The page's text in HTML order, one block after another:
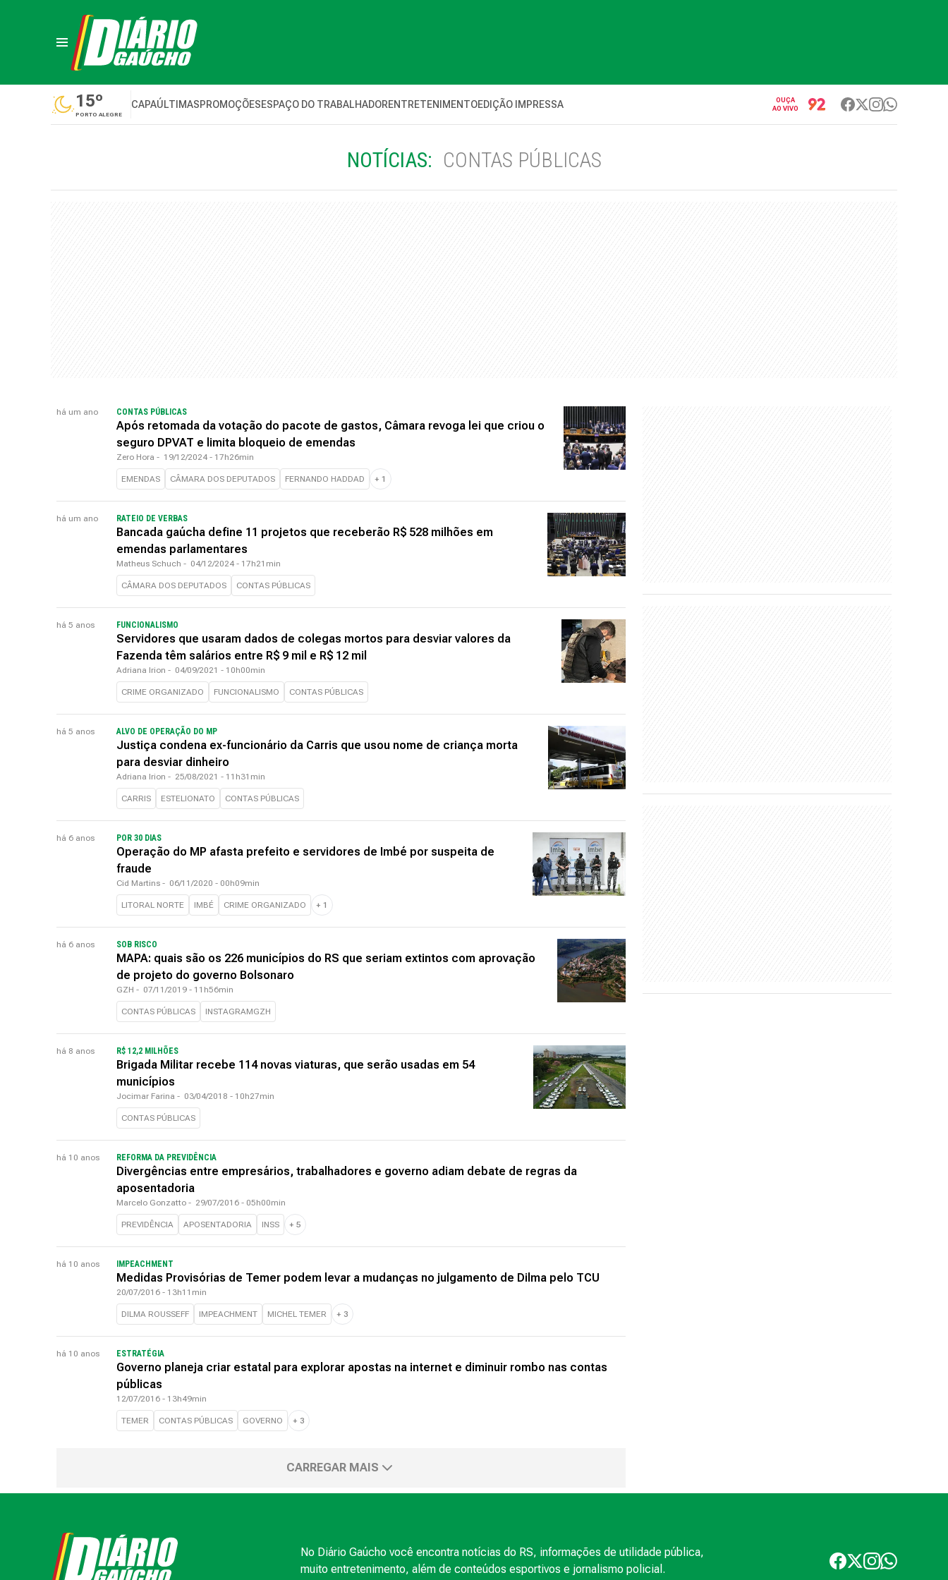
15º
PORTO ALEGRE
CAPAÚLTIMASPROMOÇÕESESPAÇO DO TRABALHADORENTRETENIMENTOEDIÇÃO IMPRESSA
OUÇA
AO VIVO
NOTÍCIAS: CONTAS PÚBLICAS
há um ano CONTAS PÚBLICAS
Após retomada da votação do pacote de gastos, Câmara revoga lei que criou o
seguro DPVAT e limita bloqueio de emendas
Zero Hora - 19/12/2024 - 17h26min
EMENDAS CÂMARA DOS DEPUTADOS FERNANDO HADDAD + 1
há um ano RATEIO DE VERBAS
Bancada gaúcha define 11 projetos que receberão R$ 528 milhões em
emendas parlamentares
Matheus Schuch - 04/12/2024 - 17h21min
CÂMARA DOS DEPUTADOS CONTAS PÚBLICAS
há 5 anos FUNCIONALISMO
Servidores que usaram dados de colegas mortos para desviar valores da
Fazenda têm salários entre R$ 9 mil e R$ 12 mil
Adriana Irion - 04/09/2021 - 10h00min
CRIME ORGANIZADO FUNCIONALISMO CONTAS PÚBLICAS
há 5 anos ALVO DE OPERAÇÃO DO MP
Justiça condena ex-funcionário da Carris que usou nome de criança morta
para desviar dinheiro
Adriana Irion - 25/08/2021 - 11h31min
CARRIS ESTELIONATO CONTAS PÚBLICAS
há 6 anos POR 30 DIAS
Operação do MP afasta prefeito e servidores de Imbé por suspeita de
fraude
Cid Martins - 06/11/2020 - 00h09min
LITORAL NORTE IMBÉ CRIME ORGANIZADO + 1
há 6 anos SOB RISCO
MAPA: quais são os 226 municípios do RS que seriam extintos com aprovação
de projeto do governo Bolsonaro
GZH - 07/11/2019 - 11h56min
CONTAS PÚBLICAS INSTAGRAMGZH
há 8 anos R$ 12,2 MILHÕES
Brigada Militar recebe 114 novas viaturas, que serão usadas em 54
municípios
Jocimar Farina - 03/04/2018 - 10h27min
CONTAS PÚBLICAS
há 10 anos REFORMA DA PREVIDÊNCIA
Divergências entre empresários, trabalhadores e governo adiam debate de regras da
aposentadoria
Marcelo Gonzatto - 29/07/2016 - 05h00min
PREVIDÊNCIA APOSENTADORIA INSS + 5
há 10 anos IMPEACHMENT
Medidas Provisórias de Temer podem levar a mudanças no julgamento de Dilma pelo TCU
20/07/2016 - 13h11min
DILMA ROUSSEFF IMPEACHMENT MICHEL TEMER + 3
há 10 anos ESTRATÉGIA
Governo planeja criar estatal para explorar apostas na internet e diminuir rombo nas contas
públicas
12/07/2016 - 13h49min
TEMER CONTAS PÚBLICAS GOVERNO + 3
CARREGAR MAIS
No Diário Gaúcho você encontra notícias do RS, informações de utilidade pública,
muito entretenimento, além de conteúdos esportivos e jornalismo policial.